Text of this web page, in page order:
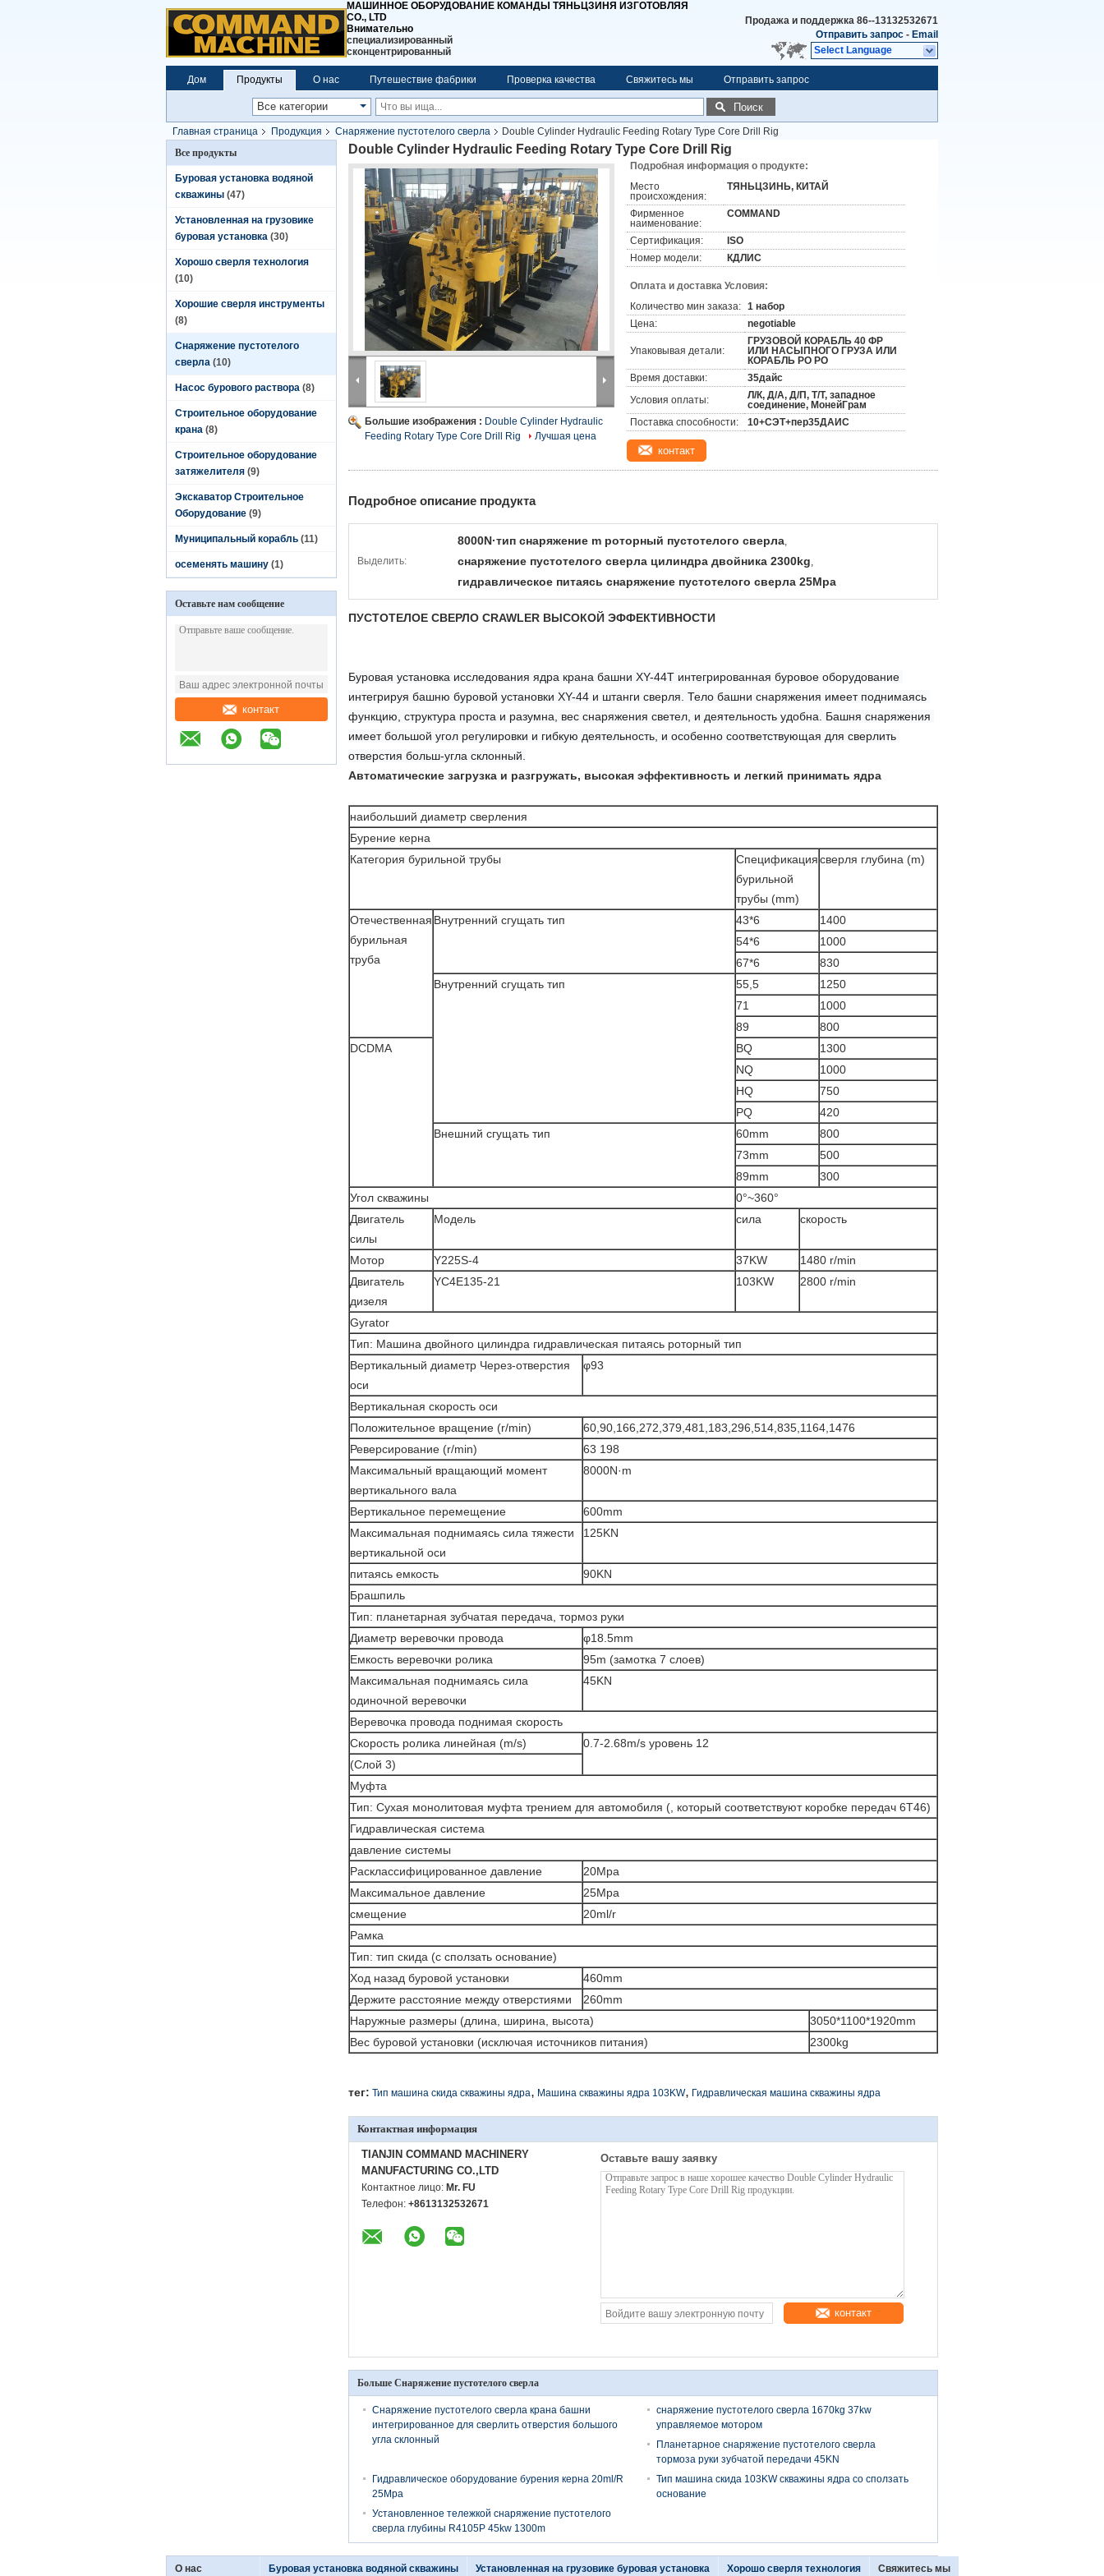
МАШИННОЕ ОБОРУДОВАНИЕ КОМАНДЫ ТЯНЬЦЗИНЯ ИЗГОТОВЛЯЯ
CO., LTD
Внимательно
специализированный
сконцентрированный
Продажа и поддержка 86--13132532671
Отправить запрос - Email
Select Language
Дом Продукты О нас Путешествие фабрики Проверка качества Свяжитесь мы Отправить запрос
Поиск
Главная страница Продукция Снаряжение пустотелого сверла
Double Cylinder Hydraulic Feeding Rotary Type Core Drill Rig
Все продукты
Буровая установка водяной
скважины (47)
Установленная на грузовике
буровая установка (30)
Хорошо сверля технология
(10)
Хорошие сверля инструменты
(8)
Снаряжение пустотелого
сверла (10)
Насос бурового раствора (8)
Строительное оборудование
крана (8)
Строительное оборудование
затяжелителя (9)
Экскаватор Строительное
Оборудование (9)
Муниципальный корабль (11)
осеменять машину (1)
Оставьте нам сообщение
контакт
Double Cylinder Hydraulic Feeding Rotary Type Core Drill Rig
Большие изображения : Double Cylinder Hydraulic
Feeding Rotary Type Core Drill Rig
Лучшая цена
Подробная информация о продукте:
Место
происхождения:
ТЯНЬЦЗИНЬ, КИТАЙ
Фирменное
наименование:
COMMAND
Сертификация:
ISO
Номер модели:
КДЛИС
Оплата и доставка Условия:
Количество мин заказа: 1 набор
Цена:
negotiable
Упаковывая детали:
ГРУЗОВОЙ КОРАБЛЬ 40 ФР
ИЛИ НАСЫПНОГО ГРУЗА ИЛИ
КОРАБЛЬ РО РО
Время доставки:
35дайс
Условия оплаты:
Л/К, Д/А, Д/П, Т/Т, западное
соединение, МонейГрам
Поставка способности:
10+СЭТ+пер35ДАИС
контакт
Подробное описание продукта
Выделить:
8000N·тип снаряжение m роторный пустотелого сверла,
снаряжение пустотелого сверла цилиндра двойника 2300kg,
гидравлическое питаясь снаряжение пустотелого сверла 25Mpa
ПУСТОТЕЛОЕ СВЕРЛО CRAWLER ВЫСОКОЙ ЭФФЕКТИВНОСТИ
Буровая установка исследования ядра крана башни XY-44T интегрированная буровое оборудование
интегрируя башню буровой установки XY-44 и штанги сверля. Тело башни снаряжения имеет поднимаясь
функцию, структура проста и разумна, вес снаряжения светел, и деятельность удобна. Башня снаряжения
имеет большой угол регулировки и гибкую деятельность, и особенно соответствующая для сверлить
отверстия больш-угла склонный.
Автоматические загрузка и разгружать, высокая эффективность и легкий принимать ядра
наибольший диаметр сверления
Бурение керна
Категория бурильной трубы
Спецификация
бурильной
трубы (mm)
сверля глубина (m)
Отечественная
бурильная
труба
Внутренний сгущать тип 43*6
1400
54*6
1000
67*6
830
Внутренний сгущать тип
55,5
1250
71
1000
89
800
DCDMA
BQ
1300
NQ
1000
HQ
750
PQ
420
Внешний сгущать тип
60mm
800
73mm
500
89mm
300
Угол скважины
0°~360°
Двигатель
силы
Модель сила скорость
Мотор Y225S-4 37KW
1480 r/min
Двигатель
дизеля
YC4E135-21 103KW 2800 r/min
Gyrator
Тип: Машина двойного цилиндра гидравлическая питаясь роторный тип
Вертикальный диаметр Через-отверстия
оси
φ93
Вертикальная скорость оси
Положительное вращение (r/min)
60,90,166,272,379,481,183,296,514,835,1164,1476
Реверсирование (r/min)
63 198
Максимальный вращающий момент
вертикального вала
8000N·m
Вертикальное перемещение
600mm
Максимальная поднимаясь сила тяжести
вертикальной оси
125KN
питаясь емкость
90KN
Брашпиль
Тип: планетарная зубчатая передача, тормоз руки
Диаметр веревочки провода
φ18.5mm
Емкость веревочки ролика
95m (замотка 7 слоев)
Максимальная поднимаясь сила
одиночной веревочки
45KN
Веревочка провода поднимая скорость
Скорость ролика линейная (m/s)
0.7-2.68m/s уровень 12
(Слой 3)
Муфта
Тип: Сухая монолитовая муфта трением для автомобиля (, который соответствуют коробке передач 6T46)
Гидравлическая система
давление системы
Расклассифицированное давление
20Mpa
Максимальное давление
25Mpa
смещение
20ml/r
Рамка
Тип: тип скида (с сползать основание)
Ход назад буровой установки
460mm
Держите расстояние между отверстиями
260mm
Наружные размеры (длина, ширина, высота)
3050*1100*1920mm
Вес буровой установки (исключая источников питания)
2300kg
тег: Тип машина скида скважины ядра, Машина скважины ядра 103KW, Гидравлическая машина скважины ядра
Контактная информация
TIANJIN COMMAND MACHINERY
MANUFACTURING CO.,LTD
Контактное лицо: Mr. FU
Телефон: +8613132532671
Оставьте вашу заявку
контакт
Больше Снаряжение пустотелого сверла
Снаряжение пустотелого сверла крана башни
интегрированное для сверлить отверстия большого
угла склонный
снаряжение пустотелого сверла 1670kg 37kw
управляемое мотором
Планетарное снаряжение пустотелого сверла
тормоза руки зубчатой передачи 45KN
Гидравлическое оборудование бурения керна 20ml/R
25Mpa
Тип машина скида 103KW скважины ядра со сползать
основание
Установленное тележкой снаряжение пустотелого
сверла глубины R4105P 45kw 1300m
О нас Буровая установка водяной скважины Установленная на грузовике буровая установка Хорошо сверля технология Свяжитесь мы